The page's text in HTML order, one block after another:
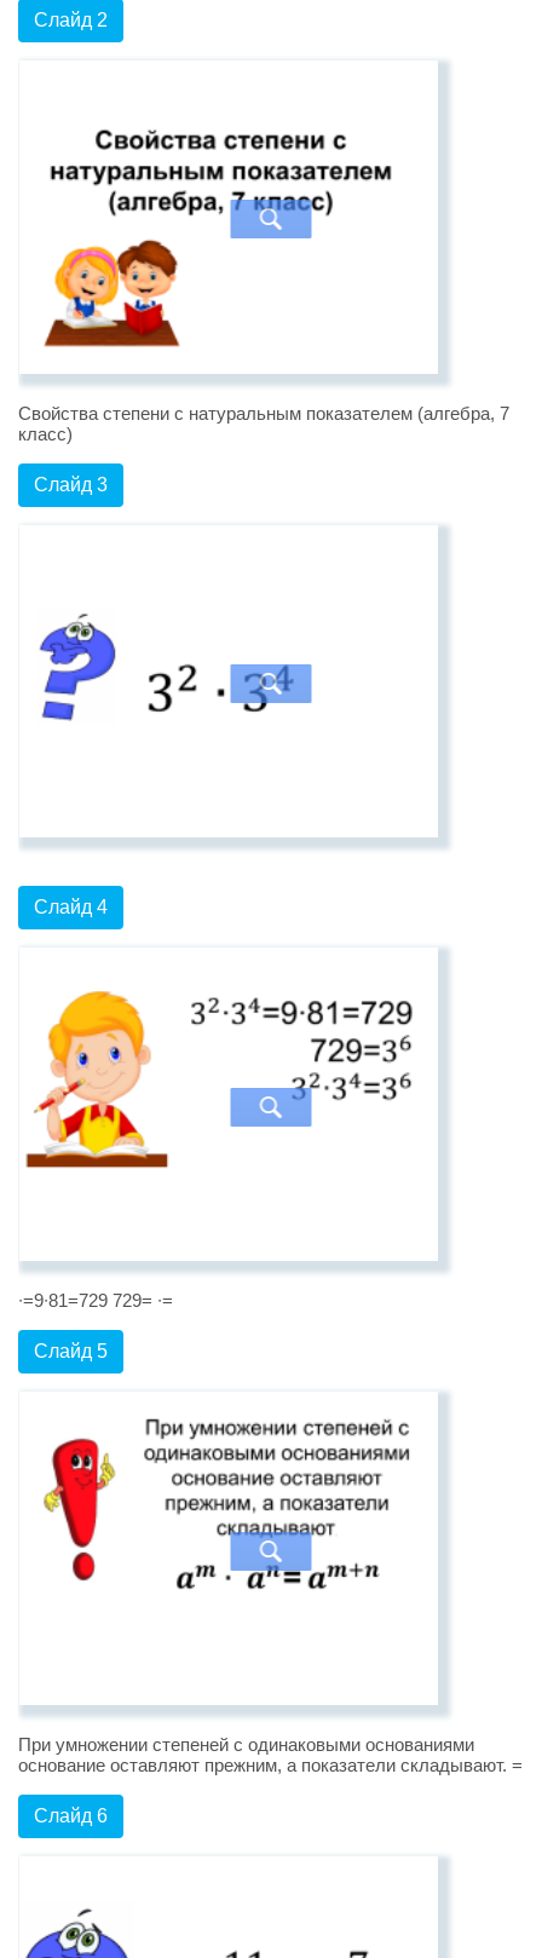
Слайд 2
Свойства степени с натуральным показателем (алгебра, 7
класс)
Слайд 3
Слайд 4
∙=9∙81=729 729= ∙=
Слайд 5
При умножении степеней с одинаковыми основаниями
основание оставляют прежним, а показатели складывают. =
Слайд 6